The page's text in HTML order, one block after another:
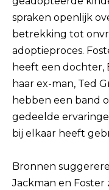
spraken openlijk
betrekking tot
adoptieproces.
heeft een dochter,
haar ex-man, Ted
hebben een band
gedeelde
bij elkaar heeft
Bronnen
Jackman en